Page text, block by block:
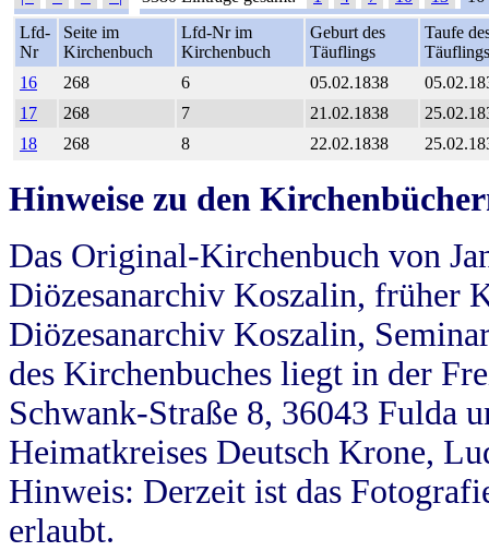
Lfd-
Nr
Seite im
Kirchenbuch
Lfd-Nr im
Kirchenbuch
Geburt des
Täuflings
Taufe
Täuflings
16
268 6 05.02.1838
17
268 7 21.02.1838
18
268 8 22.02.1838
Hinweise zu den
Das Original-Kirchenbuch von
Diözesanarchiv Koszalin, früher
Diözesanarchiv Koszalin,
des Kirchenbuches liegt in der
Schwank-Straße 8, 36043 Fulda
Heimatkreises Deutsch Krone,
Hinweis: Derzeit ist das
erlaubt.